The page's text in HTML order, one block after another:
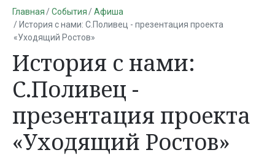
Главная События
Афиша
История с нами: С.Поливец - презентация проекта
«Уходящий Ростов»
История с нами:
С.Поливец -
презентация проекта
«Уходящий Ростов»